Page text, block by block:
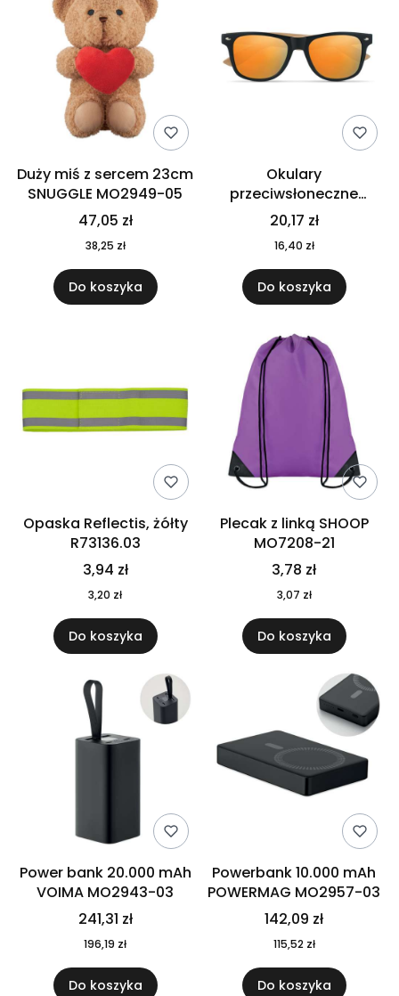
Duży miś z sercem 23cm
SNUGGLE MO2949-05
47,05 zł
38,25 zł
Do koszyka
Okulary
przeciwsłoneczne
CALIFORNIA TOUCH
MO9617-10
20,17 zł
16,40 zł
Do koszyka
Opaska Reflectis, żółty
R73136.03
3,94 zł
3,20 zł
Do koszyka
Plecak z linką SHOOP
MO7208-21
3,78 zł
3,07 zł
Do koszyka
Power bank 20.000 mAh
VOIMA MO2943-03
241,31 zł
196,19 zł
Do koszyka
Powerbank 10.000 mAh
POWERMAG MO2957-03
142,09 zł
115,52 zł
Do koszyka